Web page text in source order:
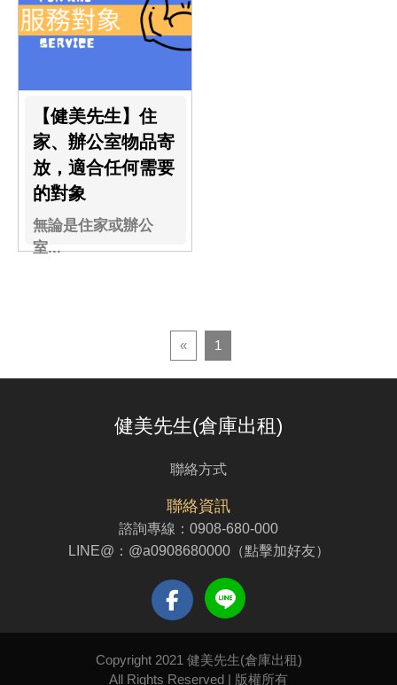
【健美先生】住
家、辦公室物品寄
放，適合任何需要
的對象
無論是住家或辦公
室...
« 1
健美先生(倉庫出租)
聯絡方式
聯絡資訊
諮詢專線： 0908-680-000
LINE@： @a0908680000（點擊加好友）
Copyright 2021 健美先生(倉庫出租)
All Rights Reserved | 版權所有